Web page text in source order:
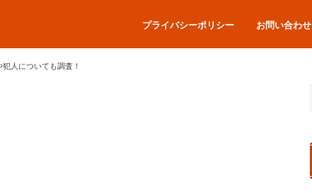
プライバシーポリシー お問い合わせ
人についても調査！